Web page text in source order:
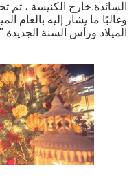
السائدة.خارج الكنيسة ، تم
وغالبًا ما يشار إليه بالعام
الميلاد ورأس السنة الجديدة